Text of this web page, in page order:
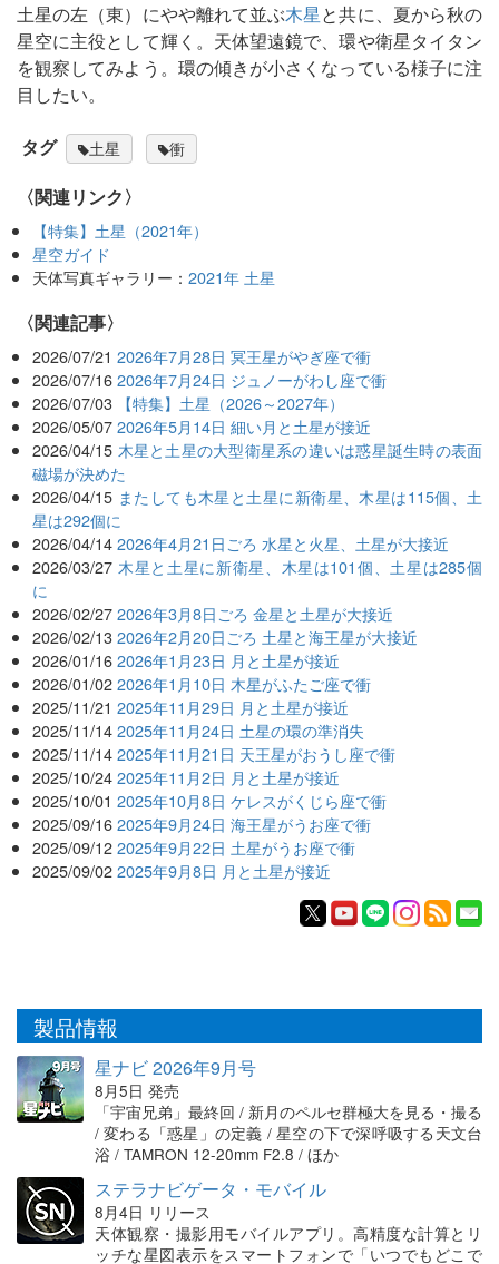
土星の左（東）にやや離れて並ぶ木星と共に、夏から秋の
星空に主役として輝く。天体望遠鏡で、環や衛星タイタン
を観察してみよう。環の傾きが小さくなっている様子に注
目したい。
タグ 土星 衝
〈関連リンク〉
【特集】土星（2021年）
星空ガイド
天体写真ギャラリー：2021年 土星
関連記事
2026/07/21 2026年7月28日 冥王星がやぎ座で衝
2026/07/16 2026年7月24日 ジュノーがわし座で衝
2026/07/03 【特集】土星（2026～2027年）
2026/05/07 2026年5月14日 細い月と土星が接近
2026/04/15 木星と土星の大型衛星系の違いは惑星誕生時の表面
磁場が決めた
2026/04/15 またしても木星と土星に新衛星、木星は115個、土
星は292個に
2026/04/14 2026年4月21日ごろ 水星と火星、土星が大接近
2026/03/27 木星と土星に新衛星、木星は101個、土星は285個
に
2026/02/27 2026年3月8日ごろ 金星と土星が大接近
2026/02/13 2026年2月20日ごろ 土星と海王星が大接近
2026/01/16 2026年1月23日 月と土星が接近
2026/01/02 2026年1月10日 木星がふたご座で衝
2025/11/21 2025年11月29日 月と土星が接近
2025/11/14 2025年11月24日 土星の環の準消失
2025/11/14 2025年11月21日 天王星がおうし座で衝
2025/10/24 2025年11月2日 月と土星が接近
2025/10/01 2025年10月8日 ケレスがくじら座で衝
2025/09/16 2025年9月24日 海王星がうお座で衝
2025/09/12 2025年9月22日 土星がうお座で衝
2025/09/02 2025年9月8日 月と土星が接近
製品情報
星ナビ 2026年9月号
8月5日 発売
「宇宙兄弟」最終回 / 新月のペルセ群極大を見る・撮る
/ 変わる「惑星」の定義 / 星空の下で深呼吸する天文台
浴 / TAMRON 12-20mm F2.8 / ほか
ステラナビゲータ・モバイル
8月4日 リリース
天体観察・撮影用モバイルアプリ。高精度な計算とリ
ッチな星図表示をスマートフォンで「いつでもどこで